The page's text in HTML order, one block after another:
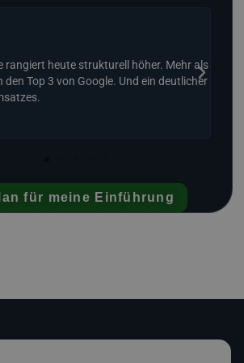
rangiert heute strukturell höher. Mehr als
den Top 3 von Google. Und ein deutlicher
für meine Einführung